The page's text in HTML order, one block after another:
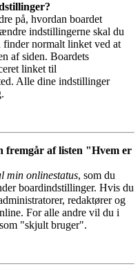
på, hvordan boardet
indstillingerne skal du
normalt linket ved at
af siden. Boardets
linket til
Alle dine indstillinger
fremgår af listen "Hvem er
min onlinestatus, som du
boardindstillinger. Hvis du
redaktører og
For alle andre vil du i
"skjult bruger".